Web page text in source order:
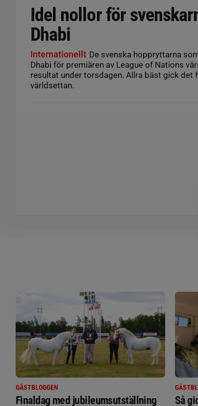
Idel nollor för
Dhabi
Internationellt De svenska hoppryttarna
Dhabi för premiären av League of Nations
resultat under torsdagen. Allra bäst gick det
världsettan.
GÄSTBLOGGEN
Finaldag med jubileumsutställning Så